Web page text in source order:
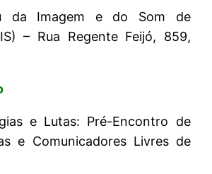
da Imagem e do Som de
– Rua Regente Feijó, 859,
e Lutas: Pré-Encontro de
e Comunicadores Livres de